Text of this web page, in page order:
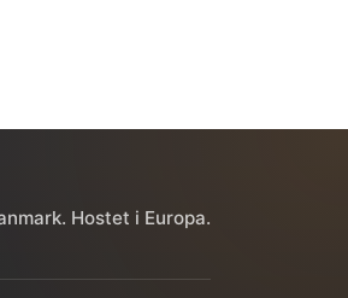
Hostet i Europa.